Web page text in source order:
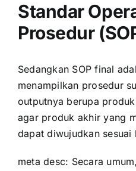
Standar
Prosedur
Sedangkan SOP final
menampilkan prosedur
outputnya berupa
agar produk akhir yang
dapat diwujudkan sesuai
meta desc: Secara